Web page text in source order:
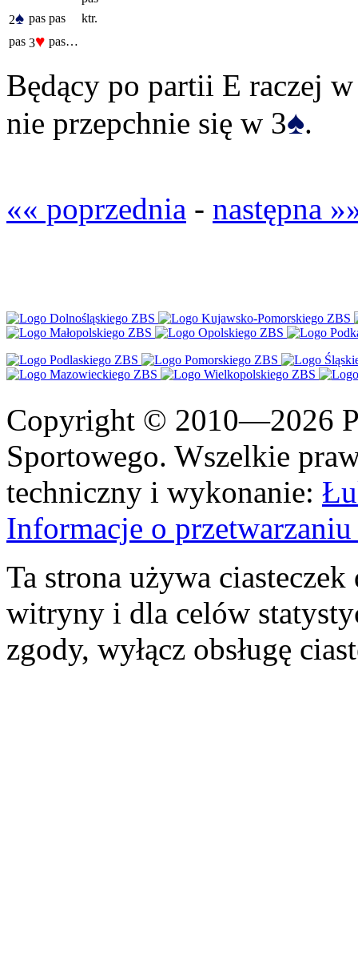
2♠ pas pas
ktr.
pas 3♥ pas…
Będący po partii E raczej
nie przepchnie się w 3♠.
«« poprzednia - następna
Copyright © 2010—2026
Sportowego. Wszelkie
techniczny i wykonanie:
Informacje o
Ta strona używa
witryny i dla celów
zgody, wyłącz obsługę